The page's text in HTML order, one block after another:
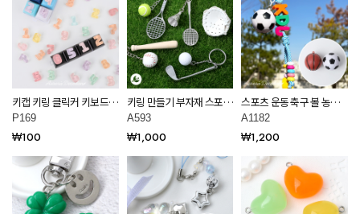
키캡 키링 클릭커 키보드
키링용 DIY 미니 통통 숫자
파츠 데코덴 재료 P169
P169
₩100
키링 만들기 부자재 스포츠
펜던트 악세사리 재료
A593
A593
₩1,000
스포츠 운동 축구 볼 농구
공 키링 만들기 부자재
A1182
A1182
₩1,200